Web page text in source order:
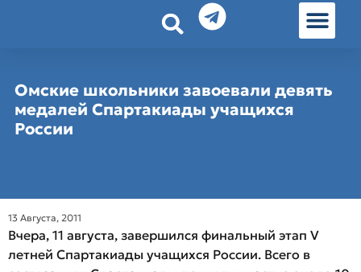
Омские школьники завоевали девять
медалей Спартакиады учащихся
России
13 Августа, 2011
Вчера, 11 августа, завершился финальный этап V
летней Спартакиады учащихся России. Всего в